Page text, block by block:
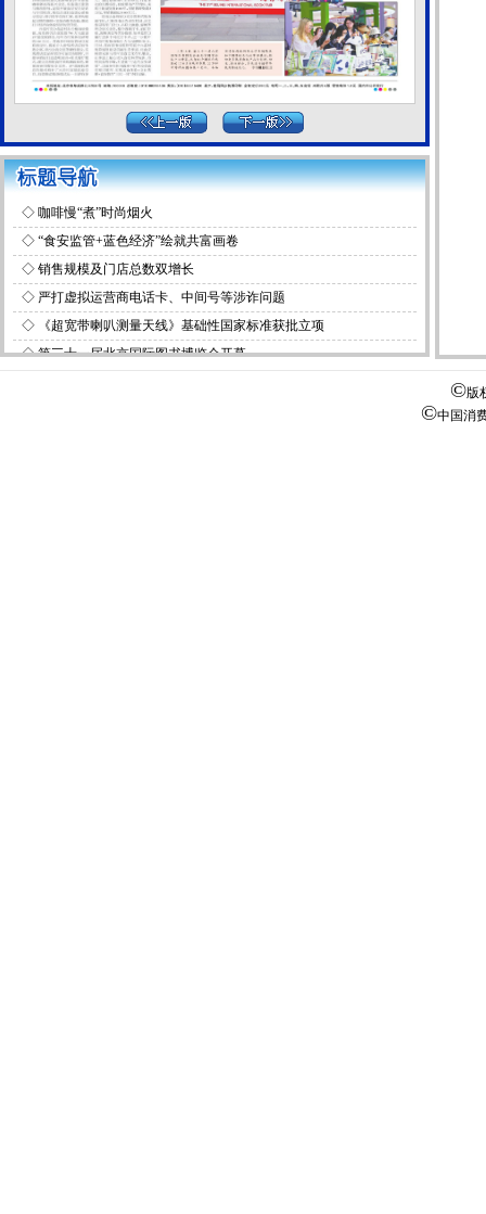
◇ 咖啡慢“煮”时尚烟火
◇ “食安监管+蓝色经济”绘就共富画卷
◇ 销售规模及门店总数双增长
◇ 严打虚拟运营商电话卡、中间号等涉诈问题
◇
《超宽带喇叭测量天线》基础性国家标准获批立项
◇第三十一届北京国际图书博览会开幕
©版
©中国消